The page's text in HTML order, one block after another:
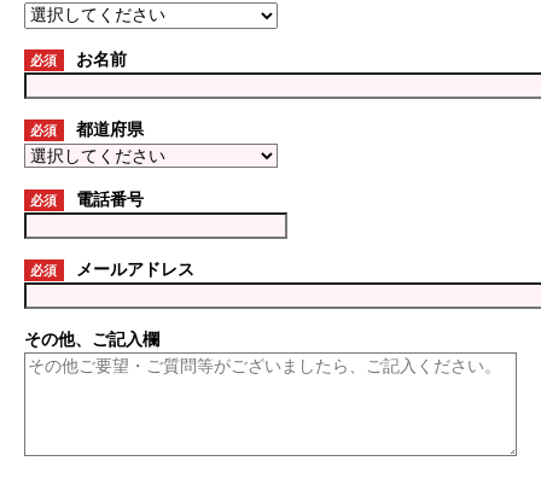
必須 お名前
必須 都道府県
必須 電話番号
必須 メールアドレス
その他、ご記入欄